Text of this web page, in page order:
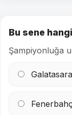
Bu sene
Şampiyonluğa